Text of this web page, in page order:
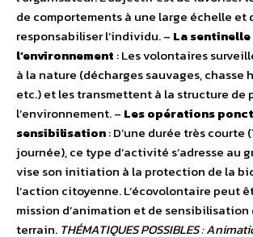
de comportements à une large échelle et
responsabiliser l’individu. – La sentinelle
l’environnement : Les volontaires
à la nature (décharges sauvages, chasse
etc.) et les transmettent à la structure de
l’environnement. – Les opérations
sensibilisation: D’une durée très courte
journée), ce type d’activité s’adresse au
vise son initiation à la protection de la
l’action citoyenne. L’écovolontaire peut
mission d’animation et de sensibilisation
terrain. THÉMATIQUES POSSIBLES :